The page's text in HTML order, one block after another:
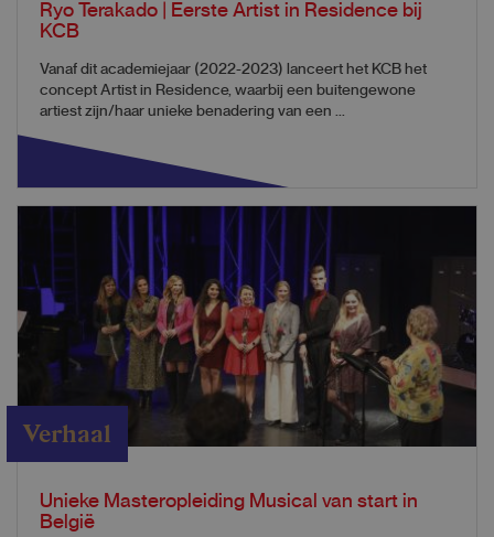
Ryo Terakado | Eerste Artist in Residence bij
KCB
Vanaf dit academiejaar (2022-2023) lanceert het KCB het
concept Artist in Residence, waarbij een buitengewone
artiest zijn/haar unieke benadering van een ...
Verhaal
Unieke Masteropleiding Musical van start in
België